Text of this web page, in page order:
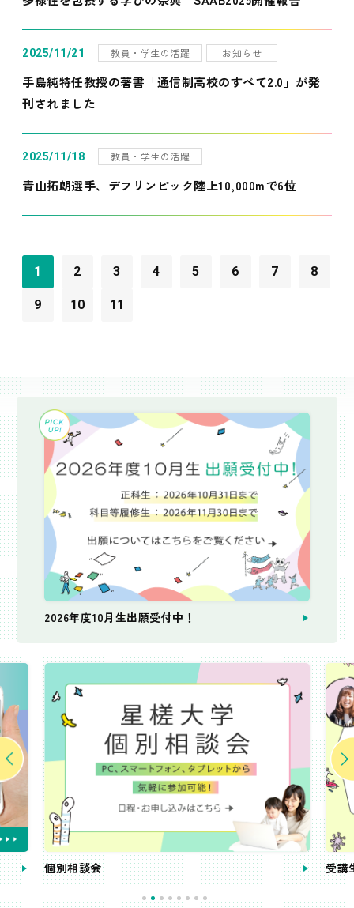
2025/11/21 教員・学生の活躍 お知らせ
手島純特任教授の著書「通信制高校のすべて2.0」が発
刊されました
2025/11/18 教員・学生の活躍
青山拓朗選手、デフリンピック陸上10,000mで6位
1 2 3 4 5 6 7 8
9 10 11
2026年度10月生出願受付中！
個別相談会 受講